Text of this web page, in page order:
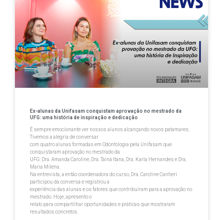
Ex-alunas da Unifasam conquistam aprovação no mestrado da
UFG: uma história de inspiração e dedicação
É sempre emocionante ver nossos alunos alcançando novos patamares.
Tivemos a alegria de conversar
com quatro alunas formadas em Odontologia pela Unifasam que
conquistaram aprovação no mestrado da
UFG: Dra. Amanda Caroline, Dra. Tainá Itana, Dra. Karla Hernandes e Dra.
Maria Milena.
Na entrevista, a então coordenadora do curso, Dra. Caroline Cantieri
participou da conversa e registrou a
experiência das alunas e os fatores que contribuíram para a aprovação no
mestrado. Hoje, apresento o
relato para compartilhar oportunidades e práticas que mostraram
resultados concretos.